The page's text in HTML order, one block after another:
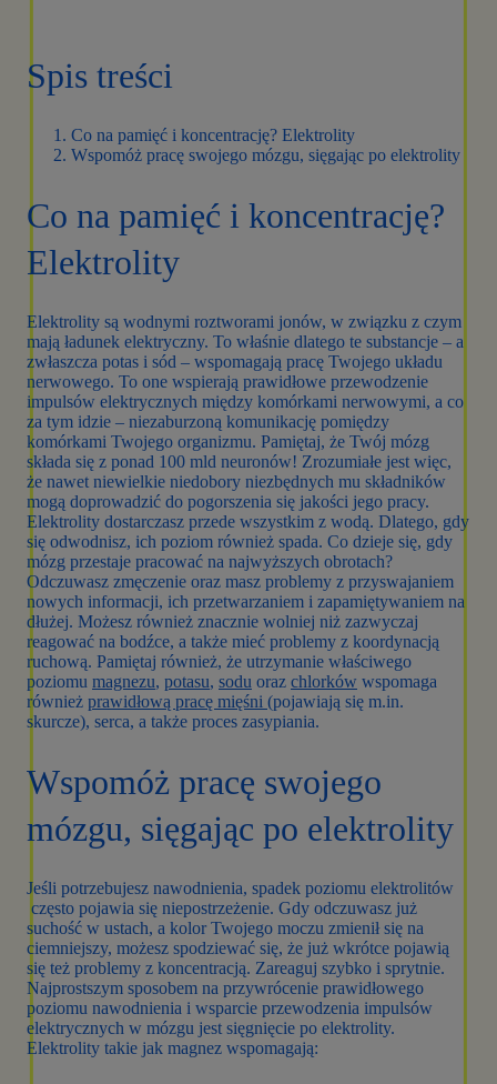
Spis treści
Co na pamięć i koncentrację? Elektrolity
Wspomóż pracę swojego mózgu, sięgając po elektrolity
Co na pamięć i koncentrację?
Elektrolity
Elektrolity są wodnymi roztworami jonów, w związku z czym
mają ładunek elektryczny. To właśnie dlatego te substancje – a
zwłaszcza potas i sód – wspomagają pracę Twojego układu
nerwowego. To one wspierają prawidłowe przewodzenie
impulsów elektrycznych między komórkami nerwowymi, a co
za tym idzie – niezaburzoną komunikację pomiędzy
komórkami Twojego organizmu. Pamiętaj, że Twój mózg
składa się z ponad 100 mld neuronów! Zrozumiałe jest więc,
że nawet niewielkie niedobory niezbędnych mu składników
mogą doprowadzić do pogorszenia się jakości jego pracy.
Elektrolity dostarczasz przede wszystkim z wodą. Dlatego, gdy
się odwodnisz, ich poziom również spada. Co dzieje się, gdy
mózg przestaje pracować na najwyższych obrotach?
Odczuwasz zmęczenie oraz masz problemy z przyswajaniem
nowych informacji, ich przetwarzaniem i zapamiętywaniem na
dłużej. Możesz również znacznie wolniej niż zazwyczaj
reagować na bodźce, a także mieć problemy z koordynacją
ruchową. Pamiętaj również, że utrzymanie właściwego
poziomu magnezu, potasu, sodu oraz chlorków wspomaga
również prawidłową pracę mięśni (pojawiają się m.in.
skurcze), serca, a także proces zasypiania.
Wspomóż pracę swojego
mózgu, sięgając po elektrolity
Jeśli potrzebujesz nawodnienia, spadek poziomu elektrolitów
często pojawia się niepostrzeżenie. Gdy odczuwasz już
suchość w ustach, a kolor Twojego moczu zmienił się na
ciemniejszy, możesz spodziewać się, że już wkrótce pojawią
się też problemy z koncentracją. Zareaguj szybko i sprytnie.
Najprostszym sposobem na przywrócenie prawidłowego
poziomu nawodnienia i wsparcie przewodzenia impulsów
elektrycznych w mózgu jest sięgnięcie po elektrolity.
Elektrolity takie jak magnez wspomagają: